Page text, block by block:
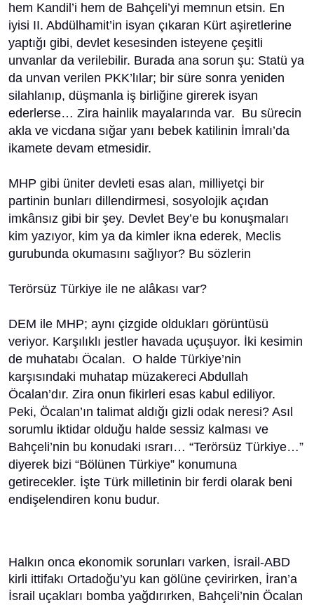
hem Kandil’i hem de Bahçeli’yi memnun etsin. En
iyisi II. Abdülhamit’in isyan çıkaran Kürt aşiretlerine
yaptığı gibi, devlet kesesinden isteyene çeşitli
unvanlar da verilebilir. Burada ana sorun şu: Statü ya
da unvan verilen PKK’lılar; bir süre sonra yeniden
silahlanıp, düşmanla iş birliğine girerek isyan
ederlerse… Zira hainlik mayalarında var. Bu sürecin
akla ve vicdana sığar yanı bebek katilinin İmralı’da
ikamete devam etmesidir.
MHP gibi üniter devleti esas alan, milliyetçi bir
partinin bunları dillendirmesi, sosyolojik açıdan
imkânsız gibi bir şey. Devlet Bey’e bu konuşmaları
kim yazıyor, kim ya da kimler ikna ederek, Meclis
gurubunda okumasını sağlıyor? Bu sözlerin
Terörsüz Türkiye ile ne alâkası var?
DEM ile MHP; aynı çizgide oldukları görüntüsü
veriyor. Karşılıklı jestler havada uçuşuyor. İki kesimin
de muhatabı Öcalan. O halde Türkiye’nin
karşısındaki muhatap müzakereci Abdullah
Öcalan’dır. Zira onun fikirleri esas kabul ediliyor.
Peki, Öcalan’ın talimat aldığı gizli odak neresi? Asıl
sorumlu iktidar olduğu halde sessiz kalması ve
Bahçeli’nin bu konudaki ısrarı… “Terörsüz Türkiye…”
diyerek bizi “Bölünen Türkiye” konumuna
getirecekler. İşte Türk milletinin bir ferdi olarak beni
endişelendiren konu budur.
Halkın onca ekonomik sorunları varken, İsrail-ABD
kirli ittifakı Ortadoğu’yu kan gölüne çevirirken, İran’a
İsrail uçakları bomba yağdırırken, Bahçeli’nin Öcalan